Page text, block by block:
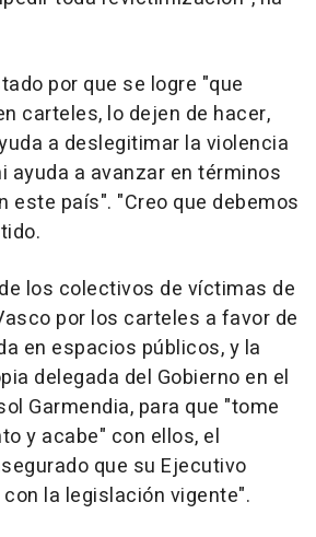
por que se logre "que
carteles, lo dejen de hacer,
a deslegitimar la violencia
ayuda a avanzar en términos
este país". "Creo que debemos
los colectivos de víctimas de
por los carteles a favor de
en espacios públicos, y la
delegada del Gobierno en el
Garmendia, para que "tome
y acabe" con ellos, el
que su Ejecutivo
la legislación vigente".